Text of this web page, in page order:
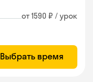
от 1590 ₽ / урок
Выбрать время